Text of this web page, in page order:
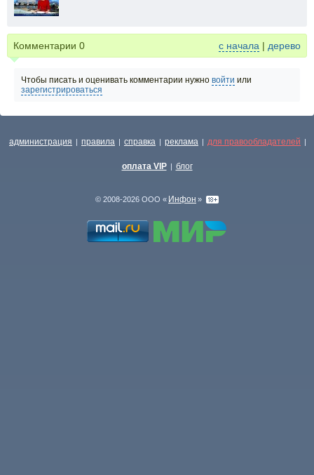
Комментарии 0 с начала | дерево
Чтобы писать и оценивать комментарии нужно войти или
зарегистрироваться
администрация | правила | справка | реклама | для правообладателей |
оплата VIP | блог
© 2008-2026 ООО « Инфон »